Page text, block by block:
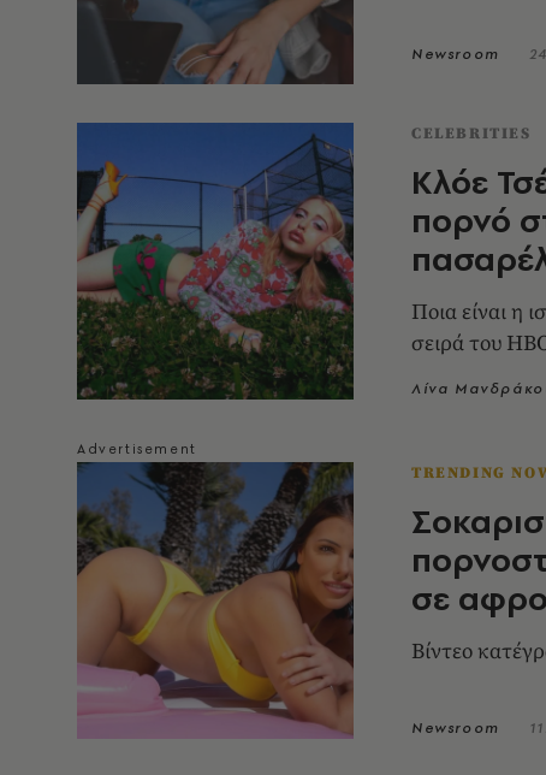
Newsroom
CELEBRITIES
Κλόε
πορνό
Ποια είναι η
σειρά του
Λίνα
TRENDING
σε
Βίντεο
Newsroom